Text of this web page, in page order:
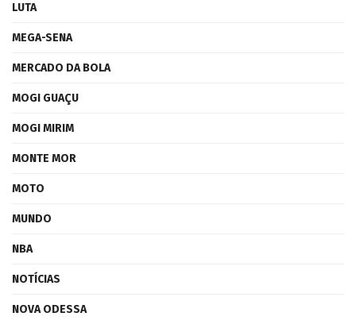
LUTA
MEGA-SENA
MERCADO DA BOLA
MOGI GUAÇU
MOGI MIRIM
MONTE MOR
MOTO
MUNDO
NBA
NOTÍCIAS
NOVA ODESSA